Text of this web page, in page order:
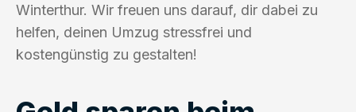
Winterthur. Wir freuen uns darauf, dir dabei zu
helfen, deinen Umzug stressfrei und
kostengünstig zu gestalten!